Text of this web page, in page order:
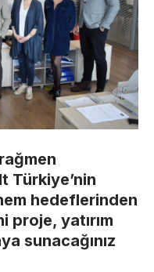
Türkiye’nin
hedeflerinden
proje, yatırım
sunacağınız